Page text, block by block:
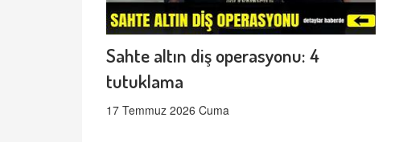
Sahte altın diş operasyonu: 4
tutuklama
17 Temmuz 2026 Cuma